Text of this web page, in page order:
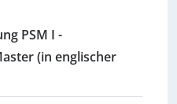
PSM I -
(in englischer